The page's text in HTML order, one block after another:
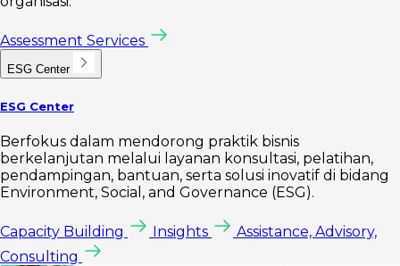
Assessment Services
ESG Center
ESG Center
Berfokus dalam mendorong praktik bisnis
berkelanjutan melalui layanan konsultasi, pelatihan,
pendampingan, bantuan, serta solusi inovatif di bidang
Environment, Social, and Governance (ESG).
Capacity Building Insights
Assistance, Advisory,
Consulting